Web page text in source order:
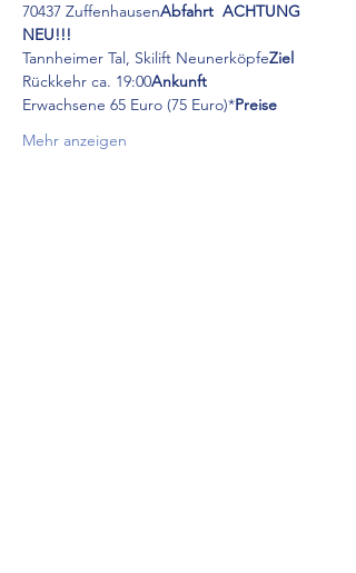
70437 ZuffenhausenAbfahrt ACHTUNG
NEU!!!
Tannheimer Tal, Skilift NeunerköpfeZiel
Rückkehr ca. 19:00Ankunft
Erwachsene 65 Euro (75 Euro)*Preise
Mehr anzeigen